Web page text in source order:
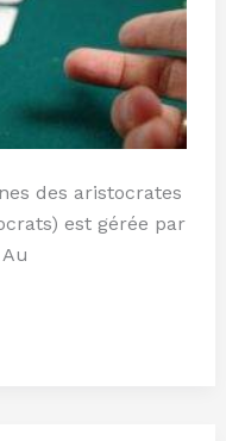
des aristocrates
est gérée par